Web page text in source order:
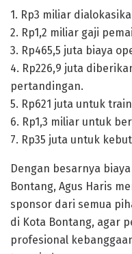
1. Rp3 miliar
2. Rp1,2 miliar gaji
3. Rp465,5 juta biaya
4. Rp226,9 juta
pertandingan.
5. Rp621 juta untuk
6. Rp1,3 miliar untuk
7. Rp35 juta untuk
Dengan besarnya
Bontang, Agus Haris
sponsor dari semua
di Kota Bontang, agar
profesional